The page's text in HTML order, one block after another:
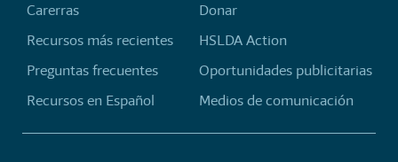
Carerras
Recursos más recientes
Preguntas frecuentes
Recursos en Español
Donar
HSLDA Action
Oportunidades publicitarias
Medios de comunicación